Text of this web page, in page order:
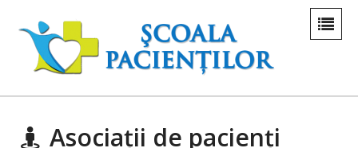
Asociații de pacienți